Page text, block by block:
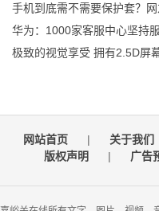
手机到底需不需要保护套？
华为：1000家客服中心坚持
极致的视觉享受 拥有2.5D屏
网站首页 | 关于我们
版权声明
| 广告